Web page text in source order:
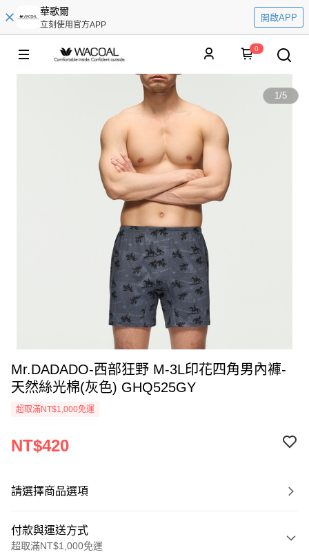
華歌爾
立刻使用官方APP
開啟APP
0
1/5
Mr.DADADO-西部狂野 M-3L印花四角男內褲-
天然絲光棉(灰色) GHQ525GY
超取滿NT$1,000免運
NT$420
請選擇商品選項
付款與運送方式
超取滿NT$1,000免運